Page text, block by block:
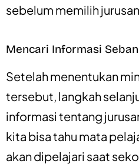
sebelum memilih
Mencari Informasi
Setelah menentukan
tersebut, langkah
informasi tentang
kita bisa tahu mata
akan dipelajari saat